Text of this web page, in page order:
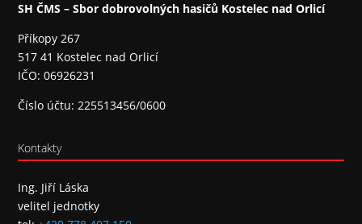
SH ČMS – Sbor dobrovolných hasičů Kostelec nad Orlicí
Příkopy 267
517 41 Kostelec nad Orlicí
IČO: 06926231
Číslo účtu: 225513456/0600
Kontakty
Ing. Jiří Láska
velitel jednotky